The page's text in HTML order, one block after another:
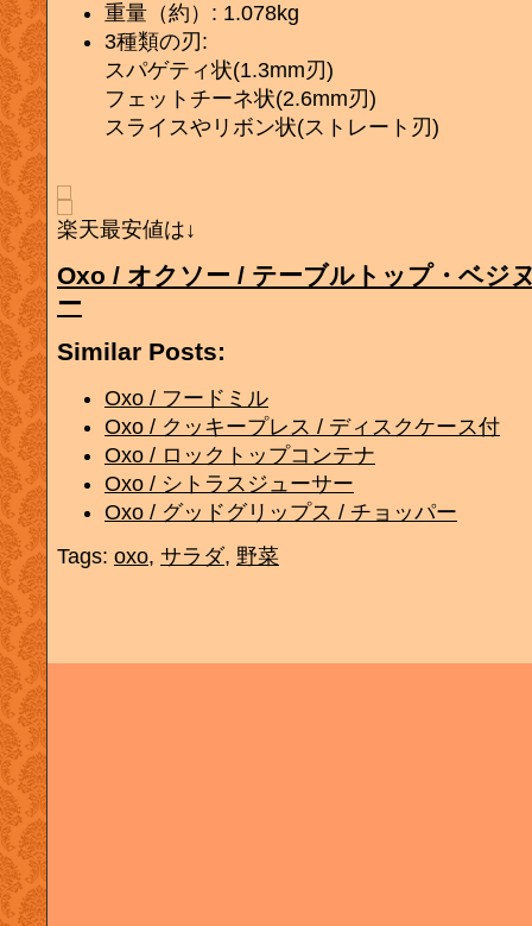
重量（約）: 1.078kg
3種類の刃:
スパゲティ状(1.3mm刃)
フェットチーネ状(2.6mm刃)
スライスやリボン状(ストレート刃)
楽天最安値は↓
Oxo / オクソー / テーブルトップ・ベジ
ー
Similar Posts:
Oxo / フードミル
Oxo / クッキープレス / ディスクケース付
Oxo / ロックトップコンテナ
Oxo / シトラスジューサー
Oxo / グッドグリップス / チョッパー
Tags: oxo, サラダ, 野菜